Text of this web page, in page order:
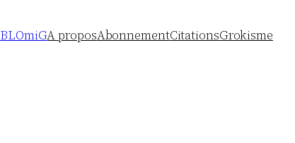
BLOmiGA proposAbonnementCitationsGrokisme